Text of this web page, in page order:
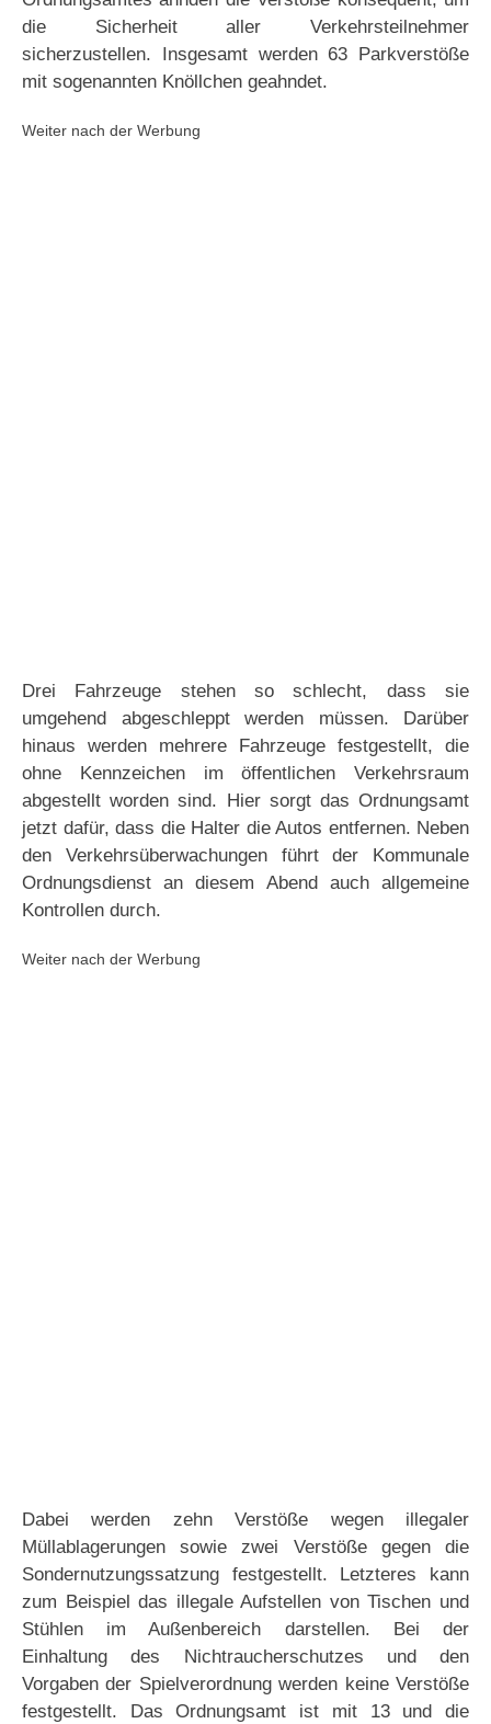
die Sicherheit aller Verkehrsteilnehmer
sicherzustellen. Insgesamt werden 63 Parkverstöße
mit sogenannten Knöllchen geahndet.
Weiter nach der Werbung
Drei Fahrzeuge stehen so schlecht, dass sie
umgehend abgeschleppt werden müssen. Darüber
hinaus werden mehrere Fahrzeuge festgestellt, die
ohne Kennzeichen im öffentlichen Verkehrsraum
abgestellt worden sind. Hier sorgt das Ordnungsamt
jetzt dafür, dass die Halter die Autos entfernen. Neben
den Verkehrsüberwachungen führt der Kommunale
Ordnungsdienst an diesem Abend auch allgemeine
Kontrollen durch.
Weiter nach der Werbung
Dabei werden zehn Verstöße wegen illegaler
Müllablagerungen sowie zwei Verstöße gegen die
Sondernutzungssatzung festgestellt. Letzteres kann
zum Beispiel das illegale Aufstellen von Tischen und
Stühlen im Außenbereich darstellen. Bei der
Einhaltung des Nichtraucherschutzes und den
Vorgaben der Spielverordnung werden keine Verstöße
festgestellt. Das Ordnungsamt ist mit 13 und die